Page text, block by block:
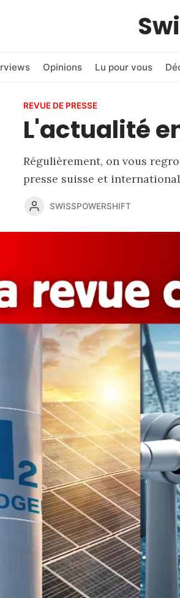
Opinions Lu pour vous
REVUE DE PRESSE
L'actualité
Régulièrement, on vous
presse suisse et
SWISSPOWERSHIFT